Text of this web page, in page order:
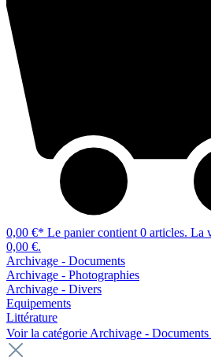
0,00 €* Le panier contient 0 articles. La
0,00 €.
Archivage - Documents
Archivage - Photographies
Archivage - Divers
Equipements
Littérature
Voir la catégorie Archivage - Documents